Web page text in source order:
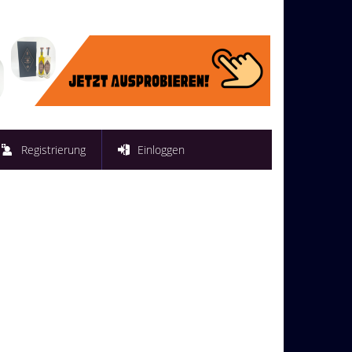
Registrierung Einloggen